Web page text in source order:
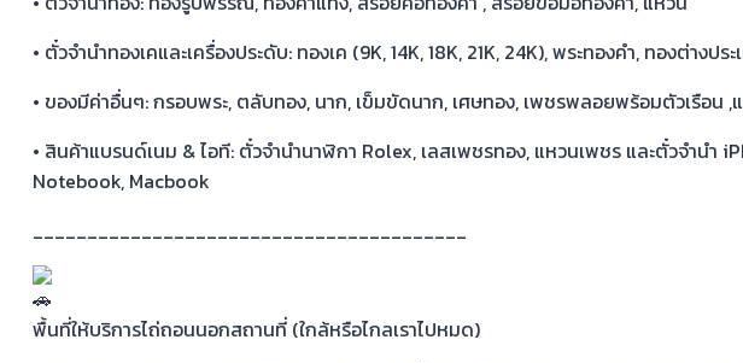
• ตั๋วจำนำทองเคและเครื่องประดับ: ทองเค (9K, 14K, 18K, 21K, 24K), พระทองคำ, ทองต่างป
• ของมีค่าอื่นๆ: กรอบพระ, ตลับทอง, นาก, เข็มขัดนาก, เศษทอง, เพชรพลอยพร้อมตัวเรือน ,
• สินค้าแบรนด์เนม & ไอที: ตั๋วจำนำนาฬิกา Rolex, เลสเพชรทอง, แหวนเพชร และตั๋วจำนำ
Notebook, Macbook
________________________________________
พื้นที่ให้บริการไถ่ถอนนอกสถานที่ (ใกล้หรือไกลเราไปหมด)